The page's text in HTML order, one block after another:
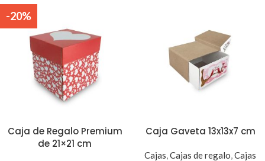
-20%
Caja de Regalo Premium
de 21×21 cm
Caja Gaveta 13x13x7 cm
Cajas,Cajas de regalo,Cajas